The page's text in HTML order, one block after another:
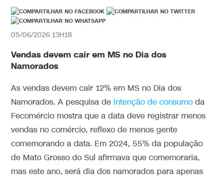
05/06/2026 13H18
Vendas devem cair em MS no Dia dos
Namorados
As vendas devem cair 12% em MS no Dia dos
Namorados. A pesquisa de intenção de consumo da
Fecomércio mostra que a data deve registrar menos
vendas no comércio, reflexo de menos gente
comemorando a data. Em 2024, 55% da população
de Mato Grosso do Sul afirmava que comemoraria,
mas este ano, será dia dos namorados para apenas